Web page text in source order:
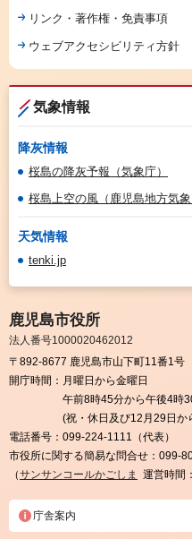
リンク・著作権・免責事項
ウェブアクセシビリティ方針
気象情報
降灰情報
桜島の降灰予報（気象庁）
桜島上空の風（鹿児島地方気象
天気情報
tenki.jp
鹿児島市役所
法人番号1000020462012
〒892-8677 鹿児島市山下町11番1号
開庁時間： 月曜日から金曜日
午前8時45分から午後4時
(祝・休日及び12月29日か
電話番号： 099-224-1111（代表）
市役所に関する簡易な問合せ： 099-
（サンサンコールかごしま 運営時間
庁舎案内